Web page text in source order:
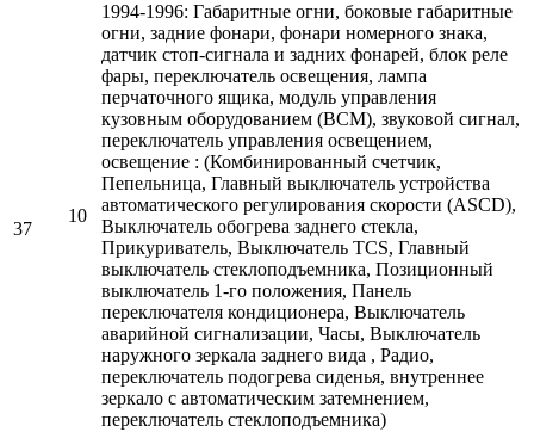
37
10
1994-1996: Габаритные огни, боковые габаритные
огни, задние фонари, фонари номерного знака,
датчик стоп-сигнала и задних фонарей, блок реле
фары, переключатель освещения, лампа
перчаточного ящика, модуль управления
кузовным оборудованием (BCM), звуковой сигнал,
переключатель управления освещением,
освещение : (Комбинированный счетчик,
Пепельница, Главный выключатель устройства
автоматического регулирования скорости (ASCD),
Выключатель обогрева заднего стекла,
Прикуриватель, Выключатель TCS, Главный
выключатель стеклоподъемника, Позиционный
выключатель 1-го положения, Панель
переключателя кондиционера, Выключатель
аварийной сигнализации, Часы, Выключатель
наружного зеркала заднего вида , Радио,
переключатель подогрева сиденья, внутреннее
зеркало с автоматическим затемнением,
переключатель стеклоподъемника)